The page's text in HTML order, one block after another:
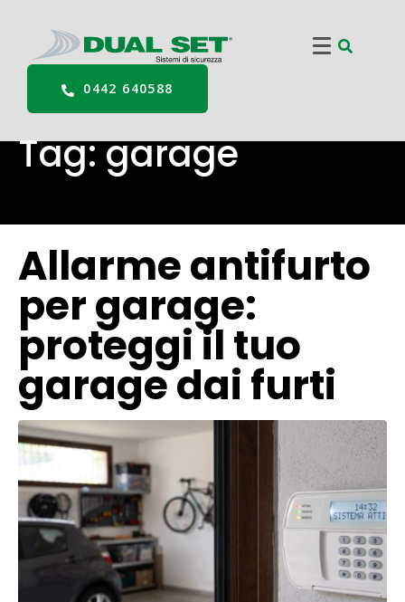
0442 640588
Tag:garage
Allarme antifurto
per garage:
proteggi il tuo
garage dai furti